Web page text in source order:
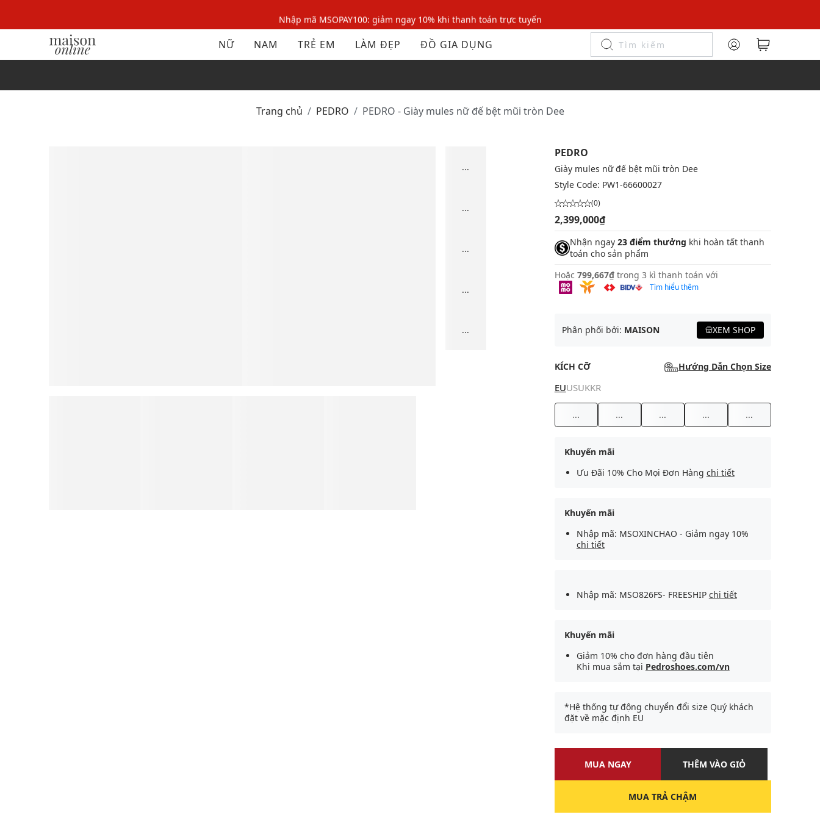
Nhập mã MSOPAY100: giảm ngay 10% khi thanh toán trực tuyến
Nhập mã: MSOXINCHAO - Giảm 10% đơn đầu cho thành viên mới!
Nhập mã MSOPAY100: giảm ngay 10% khi thanh toán trực tuyến
NỮ NAM TRẺ EM LÀM ĐẸP ĐỒ GIA DỤNG
Trang chủ PEDRO PEDRO - Giày mules nữ đế bệt mũi tròn Dee
...
...
...
...
...
PEDRO
Giày mules nữ đế bệt mũi tròn Dee
Style Code: PW1-66600027
(0)
2,399,000₫
Nhận ngay 23 điểm thưởng khi hoàn tất thanh
toán cho sản phẩm
Hoặc 799,667₫ trong 3 kì thanh toán với
Tìm hiểu thêm
Phân phối bởi: MAISON XEM SHOP
KÍCH CỠ Hướng Dẫn Chọn Size
EUUSUKKR
... ... ... ... ...
Khuyến mãi
Ưu Đãi 10% Cho Mọi Đơn Hàng chi tiết
Khuyến mãi
Nhập mã: MSOXINCHAO - Giảm ngay 10%
chi tiết
Nhập mã: MSO826FS- FREESHIP chi tiết
Khuyến mãi
Giảm 10% cho đơn hàng đầu tiên
Khi mua sắm tại Pedroshoes.com/vn
*Hệ thống tự động chuyển đổi size Quý khách
đặt về mặc định EU
MUA NGAY THÊM VÀO GIỎ
MUA TRẢ CHẬM